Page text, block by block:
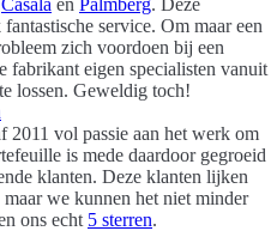
service. Om maar een
zich voordoen bij een
fabrikant eigen specialisten vanuit
lossen. Geweldig toch!
vol passie aan het werk om
is mede daardoor gegroeid
klanten. Deze klanten lijken
we kunnen het niet minder
ons echt 5 sterren.